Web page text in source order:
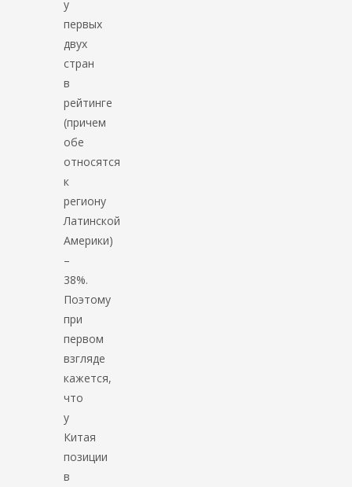
у
первых
двух
стран
в
рейтинге
(причем
обе
относятся
к
региону
Латинской
Америки)
–
38%.
Поэтому
при
первом
взгляде
кажется,
что
у
Китая
позиции
в